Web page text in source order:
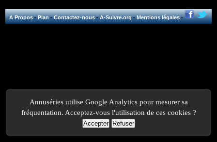
A Propos-Plan-Contactez-nous-A-Suivre.org-Mentions légales-
Annuséries utilise Google Analytics pour mesurer sa
fréquentation. Acceptez-vous l'utilisation de ces cookies ?
Accepter Refuser